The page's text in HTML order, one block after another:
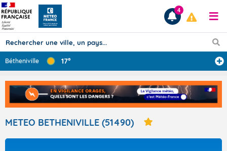
Prévisions
TOUS LES RÉSULTATS
Articles
4
Bétheniville 17°
METEO BETHENIVILLE (51490)